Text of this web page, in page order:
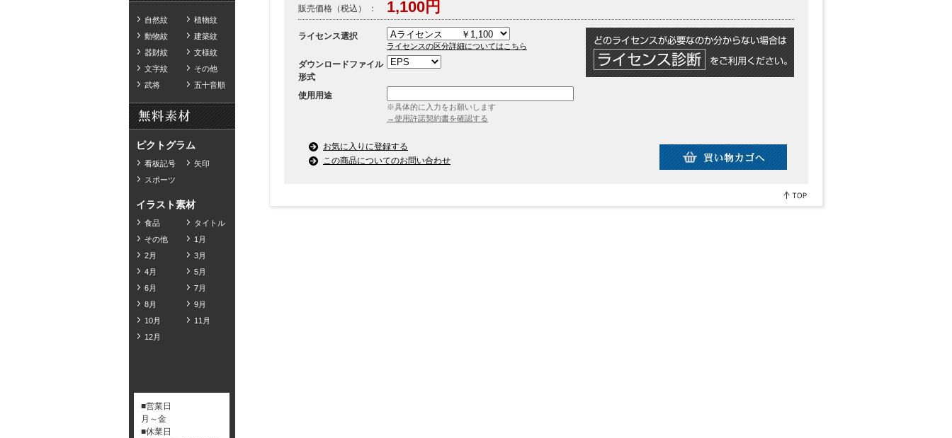
自然紋
植物紋
動物紋
建築紋
器財紋
文様紋
文字紋
その他
武将
五十音順
ピクトグラム
看板記号
矢印
スポーツ
イラスト素材
食品
タイトル
その他
1月
2月
3月
4月
5月
6月
7月
8月
9月
10月
11月
12月
■営業日
月～金
■休業日
販売価格（税込） ： 1,100円
ライセンス選択
ライセンスの区分詳細についてはこちら
ダウンロードファイル
形式
使用用途
※具体的に入力をお願いします
→使用許諾契約書を確認する
お気に入りに登録する
この商品についてのお問い合わせ